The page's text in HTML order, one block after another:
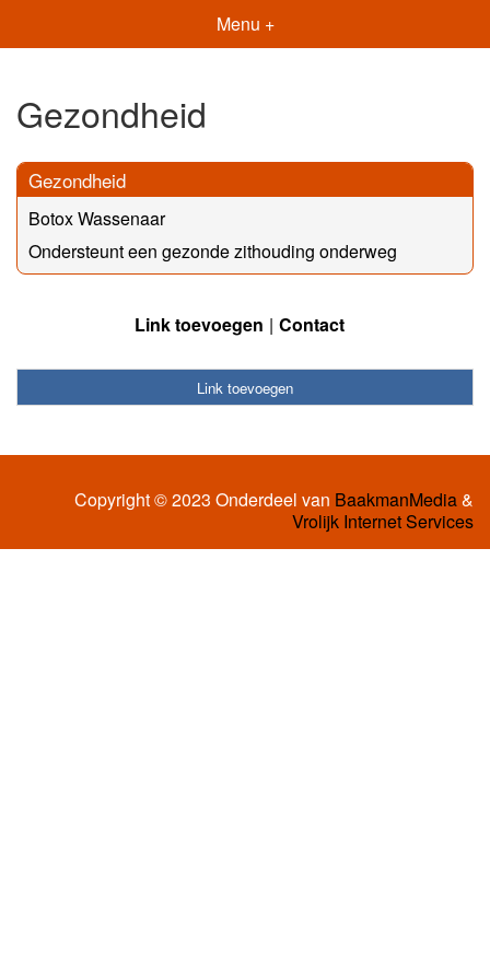
Menu +
Gezondheid
Gezondheid
Botox Wassenaar
Ondersteunt een gezonde zithouding onderweg
Link toevoegen Contact
Link toevoegen
Copyright © 2023 Onderdeel van BaakmanMedia&
Vrolijk Internet Services